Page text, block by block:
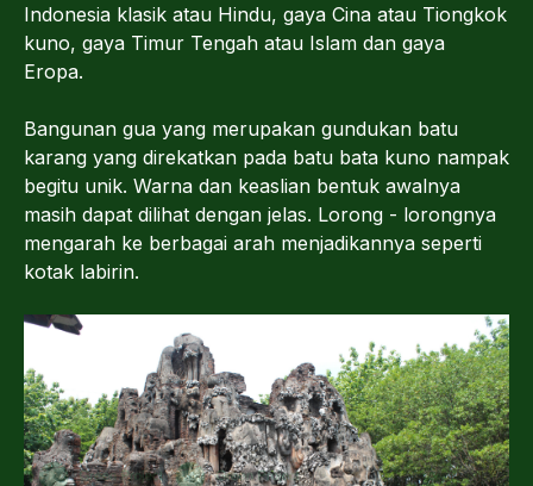
Indonesia klasik atau Hindu, gaya Cina atau Tiongkok
kuno, gaya Timur Tengah atau Islam dan gaya
Eropa.
Bangunan gua yang merupakan gundukan batu
karang yang direkatkan pada batu bata kuno nampak
begitu unik. Warna dan keaslian bentuk awalnya
masih dapat dilihat dengan jelas. Lorong - lorongnya
mengarah ke berbagai arah menjadikannya seperti
kotak labirin.